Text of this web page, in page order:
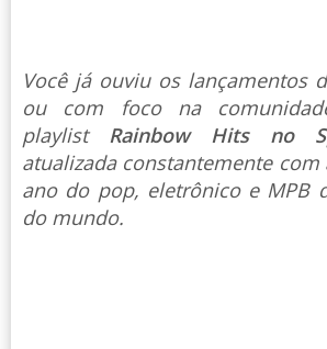
Você já ouviu os lançamentos
ou com foco na
playlist Rainbow Hits no
atualizada constantemente
ano do pop, eletrônico e MPB
do mundo.